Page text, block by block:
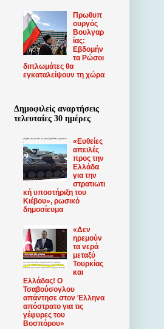
Πρωθυπ
ουργός
Βουλγαρ
ίας:
Εβδομήν
τα Ρώσοι
διπλωμάτες θα
εγκαταλείψουν τη χώρα
Δημοφιλείς αναρτήσεις
τελευταίες 30 ημέρες
«Ευθείες
απειλές
προς την
Ελλάδα
για την
στρατιωτι
κή υποστήριξη του
Κιέβου», ρωσικό
δημοσίευμα
«Δεν
ηρεμούν
τα νερά
μεταξύ
Τουρκίας
και
Ελλάδας! Ο
Τσαβούσογλου
απάντησε στον Έλληνα
απόστρατο για τις
γέφυρες του
Βοσπόρου»